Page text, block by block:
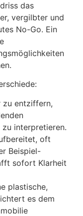
das
vergilbter und
No-Go. Ein
zu entziffern,
zu interpretieren.
oft
Beispiel-
sofort Klarheit
plastische,
es dem